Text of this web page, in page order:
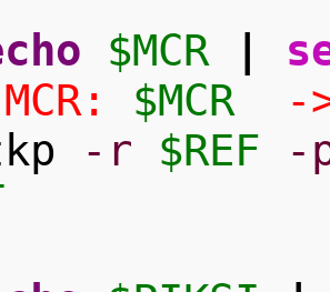
$MCR
$MCR -
-r $REF
-